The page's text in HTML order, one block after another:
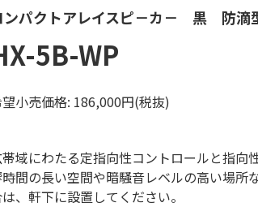
ンパクトアレイスピ－カ－ 黒 防滴
5B-WP
小売価格: 186,000円(税抜)
域にわたる定指向性コントロールと指向
間の長い空間や暗騒音レベルの高い場所
、軒下に設置してください。